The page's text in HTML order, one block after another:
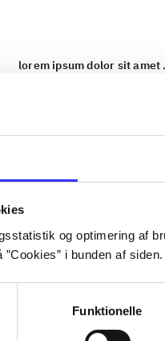
og optimering af
i bunden af
Funktionelle
lorem ipsum dolor sit amet